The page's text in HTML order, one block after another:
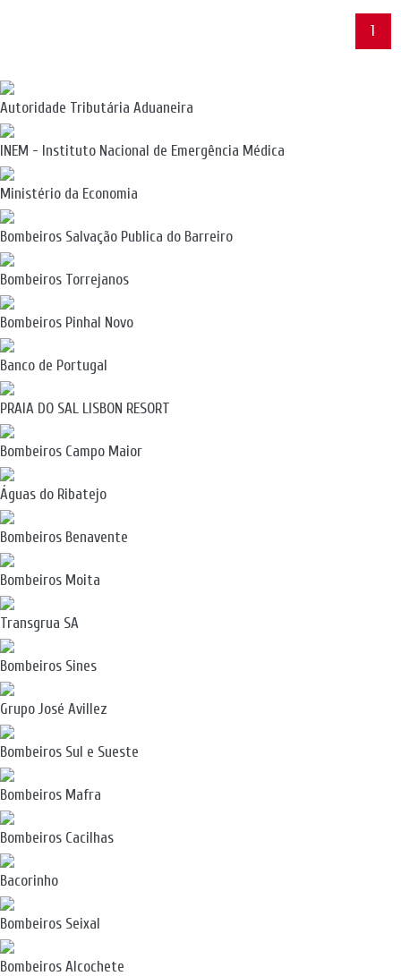
1
Autoridade Tributária Aduaneira
INEM - Instituto Nacional de Emergência Médica
Ministério da Economia
Bombeiros Salvação Publica do Barreiro
Bombeiros Torrejanos
Bombeiros Pinhal Novo
Banco de Portugal
PRAIA DO SAL LISBON RESORT
Bombeiros Campo Maior
Águas do Ribatejo
Bombeiros Benavente
Bombeiros Moita
Transgrua SA
Bombeiros Sines
Grupo José Avillez
Bombeiros Sul e Sueste
Bombeiros Mafra
Bombeiros Cacilhas
Bacorinho
Bombeiros Seixal
Bombeiros Alcochete